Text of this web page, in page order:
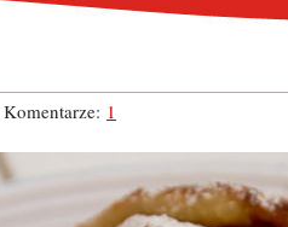
Komentarze: 1